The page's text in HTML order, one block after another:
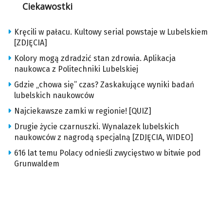
Ciekawostki
Kręcili w pałacu. Kultowy serial powstaje w Lubelskiem
[ZDJĘCIA]
Kolory mogą zdradzić stan zdrowia. Aplikacja
naukowca z Politechniki Lubelskiej
Gdzie „chowa się” czas? Zaskakujące wyniki badań
lubelskich naukowców
Najciekawsze zamki w regionie! [QUIZ]
Drugie życie czarnuszki. Wynalazek lubelskich
naukowców z nagrodą specjalną [ZDJĘCIA, WIDEO]
616 lat temu Polacy odnieśli zwycięstwo w bitwie pod
Grunwaldem